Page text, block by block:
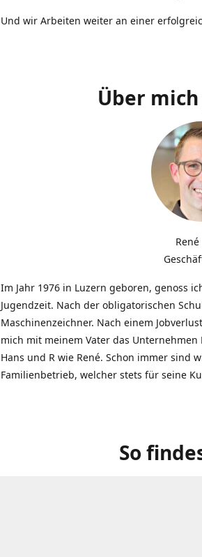
Und wir Arbeiten weiter an einer
Über
Im Jahr 1976 in Luzern geboren, genoss
Jugendzeit. Nach der obligatorischen
Maschinenzeichner. Nach einem
mich mit meinem Vater das Unternehmen
Hans und R wie René. Schon immer sind
Familienbetrieb, welcher stets für seine
So